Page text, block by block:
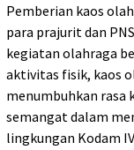
Pemberian kaos
para prajurit dan
kegiatan olahraga
aktivitas fisik, kaos
menumbuhkan rasa
semangat dalam
lingkungan Kodam